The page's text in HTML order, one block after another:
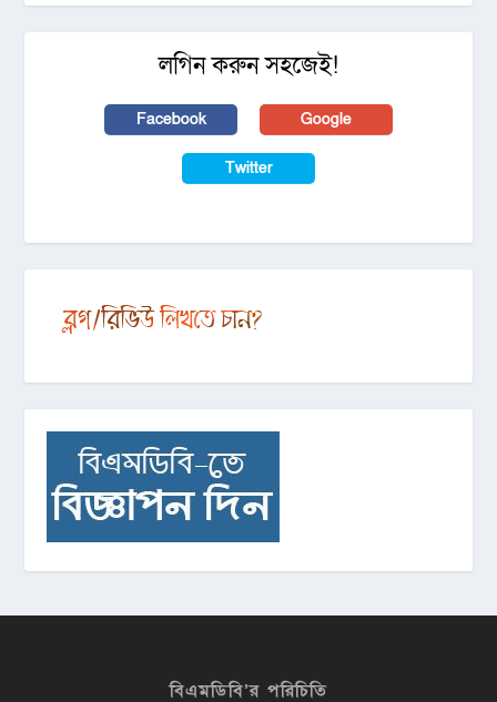
লগিন করুন সহজেই!
Facebook Google
Twitter
বিএমডিবি’র পরিচিতি